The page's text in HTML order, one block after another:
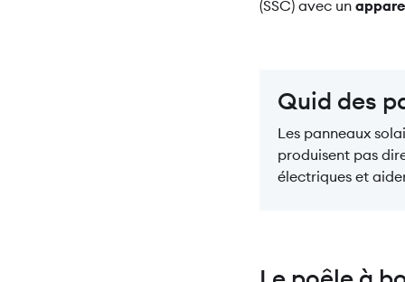
(SSC) avec un
Quid des
Les panneaux
produisent pas
électriques et